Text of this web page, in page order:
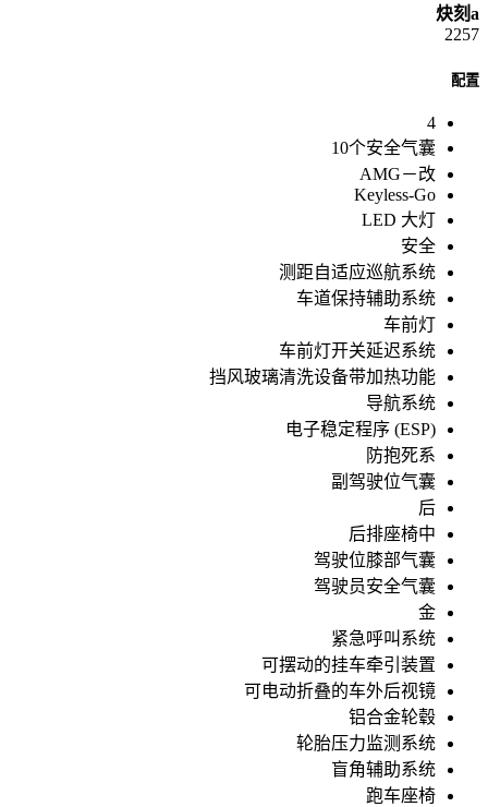
炔刻a
2257
配置
4
10个安全气囊
AMG－改
Keyless-Go
LED 大灯
安全
测距自适应巡航系统
车道保持辅助系统
车前灯
车前灯开关延迟系统
挡风玻璃清洗设备带加热功能
导航系统
电子稳定程序 (ESP)
防抱死系
副驾驶位气囊
后
后排座椅中
驾驶位膝部气囊
驾驶员安全气囊
金
紧急呼叫系统
可摆动的挂车牵引装置
可电动折叠的车外后视镜
铝合金轮毂
轮胎压力监测系统
盲角辅助系统
跑车座椅